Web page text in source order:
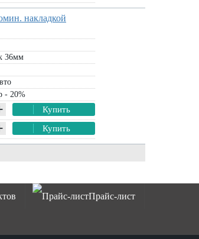
накладкой
36мм
- 20%
Купить
Купить
Прайс-лист